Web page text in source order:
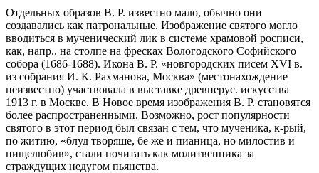
Отдельных образов В. Р. известно мало, обычно они
создавались как патрональные. Изображение святого могло
вводиться в мученический лик в системе храмовой росписи,
как, напр., на столпе на фресках Вологодского Софийского
собора (1686-1688). Икона В. Р. «новгородских писем XVI в.
из собрания И. К. Рахманова, Москва» (местонахождение
неизвестно) участвовала в выставке древнерус. искусства
1913 г. в Москве. В Новое время изображения В. Р. становятся
более распространенными. Возможно, рост популярности
святого в этот период был связан с тем, что мученика, к-рый,
по житию, «блуд творяше, бе же и пианица, но милостив и
нищелюбив», стали почитать как молитвенника за
страждущих недугом пьянства.